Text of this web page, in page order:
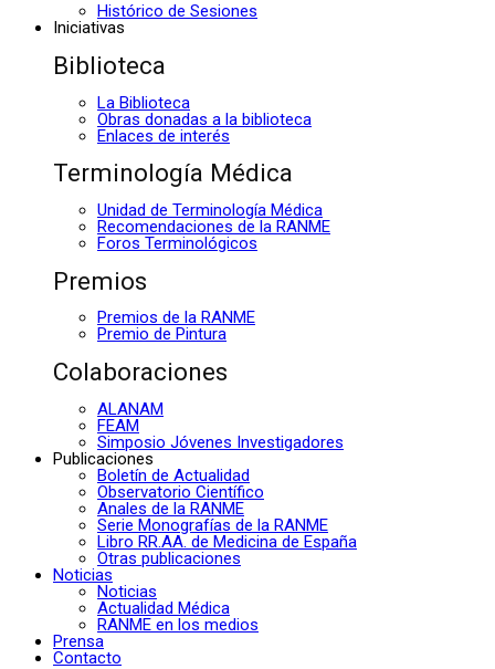
Histórico de Sesiones
Iniciativas
Biblioteca
La Biblioteca
Obras donadas a la biblioteca
Enlaces de interés
Terminología Médica
Unidad de Terminología Médica
Recomendaciones de la RANME
Foros Terminológicos
Premios
Premios de la RANME
Premio de Pintura
Colaboraciones
ALANAM
FEAM
Simposio Jóvenes Investigadores
Publicaciones
Boletín de Actualidad
Observatorio Científico
Anales de la RANME
Serie Monografías de la RANME
Libro RR.AA. de Medicina de España
Otras publicaciones
Noticias
Noticias
Actualidad Médica
RANME en los medios
Prensa
Contacto